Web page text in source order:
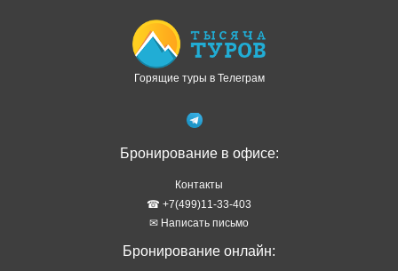
Горящие туры в Телеграм
Бронирование в офисе:
Контакты
☎ +7(499)11-33-403
✉ Написать письмо
Бронирование онлайн: